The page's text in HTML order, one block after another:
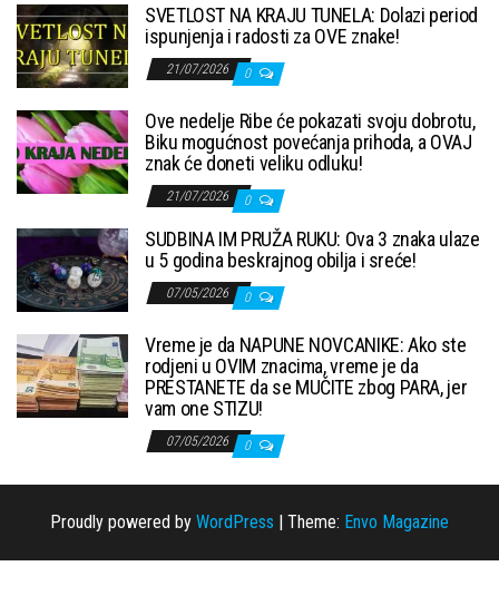
SVETLOST NA KRAJU TUNELA: Dolazi period
ispunjenja i radosti za OVE znake!
21/07/2026 0
Ove nedelje Ribe će pokazati svoju dobrotu,
Biku mogućnost povećanja prihoda, a OVAJ
znak će doneti veliku odluku!
21/07/2026 0
SUDBINA IM PRUŽA RUKU: Ova 3 znaka ulaze
u 5 godina beskrajnog obilja i sreće!
07/05/2026 0
Vreme je da NAPUNE NOVCANIKE: Ako ste
rodjeni u OVIM znacima, vreme je da
PRESTANETE da se MUČITE zbog PARA, jer
vam one STIZU!
07/05/2026 0
Proudly powered by WordPress Theme: Envo Magazine